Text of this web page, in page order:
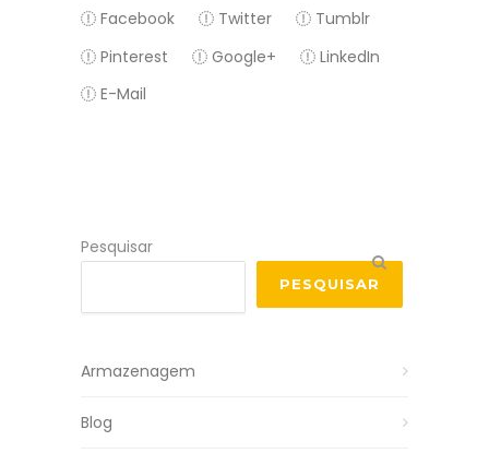
Facebook Twitter
Tumblr
Pinterest
Google+
LinkedIn
E-Mail
Pesquisar
PESQUISAR
Armazenagem
Blog